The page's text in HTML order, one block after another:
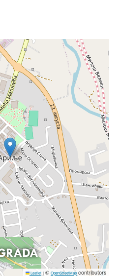
Leaflet | © OpenStreetMapcontributors